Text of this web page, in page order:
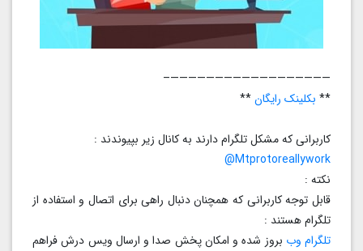
——————————————————–
**بکلینک رایگان**
کاربرانی که مشکل تلگرام دارند به کانال زیر بپیوندند :
Mtprotoreallywork@
نکته :
قابل توجه کاربرانی که همچنان دنبال راهی برای اتصال و استفاده از
تلگرام هستند :
تلگرام وببروز شده و امکان پخش صدا و ارسال ویس درش فراهم